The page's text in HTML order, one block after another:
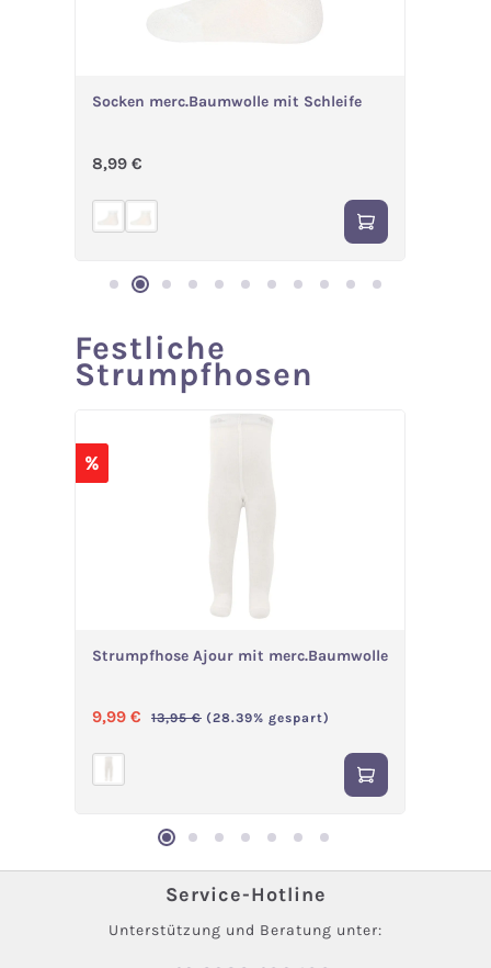
Socken merc.Baumwolle mit Schleife
Regulärer Preis:
8,99 €
Produktgalerie überspringen
Festliche
Strumpfhosen
%
Strumpfhose Ajour mit merc.Baumwolle
Verkaufspreis:
9,99 € Regulärer Preis:
13,95 € (28.39% gespart)
Service-Hotline
Unterstützung und Beratung unter: